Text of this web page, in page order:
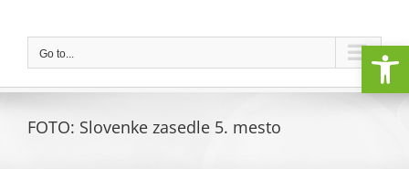
contentGo to...
FOTO: Slovenke zasedle 5. mesto